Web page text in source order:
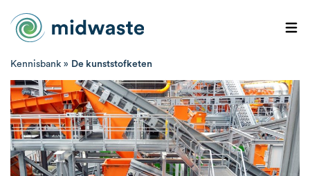
Kennisbank » De kunststofketen